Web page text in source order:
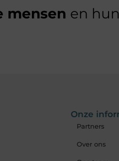
mensen en
Onze
Partners
Over ons